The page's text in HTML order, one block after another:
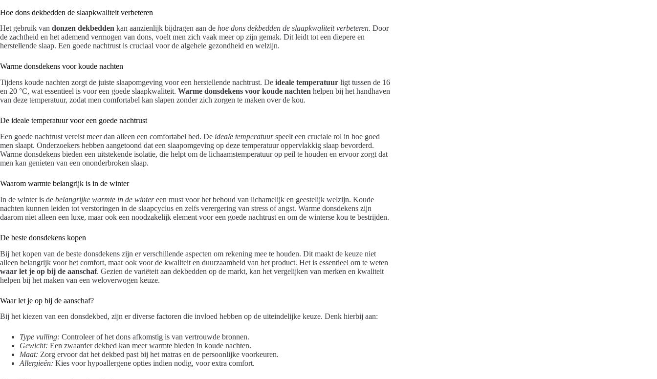
Hoe dons dekbedden de slaapkwaliteit verbeteren
Het gebruik van donzen dekbedden kan aanzienlijk bijdragen aan de hoe dons dekbedden de slaapkwaliteit verbeteren. Door
de zachtheid en het ademend vermogen van dons, voelt men zich vaak meer op zijn gemak. Dit leidt tot een diepere en
herstellende slaap. Een goede nachtrust is cruciaal voor de algehele gezondheid en welzijn.
Warme donsdekens voor koude nachten
Tijdens koude nachten zorgt de juiste slaapomgeving voor een herstellende nachtrust. De ideale temperatuur ligt tussen de 16
en 20 °C, wat essentieel is voor een goede slaapkwaliteit. Warme donsdekens voor koude nachten helpen bij het handhaven
van deze temperatuur, zodat men comfortabel kan slapen zonder zich zorgen te maken over de kou.
De ideale temperatuur voor een goede nachtrust
Een goede nachtrust vereist meer dan alleen een comfortabel bed. De ideale temperatuurspeelt een cruciale rol in hoe goed
men slaapt. Onderzoekers hebben aangetoond dat een slaapomgeving op deze temperatuur oppervlakkig slaap bevorderd.
Warme donsdekens bieden een uitstekende isolatie, die helpt om de lichaamstemperatuur op peil te houden en ervoor zorgt dat
men kan genieten van een ononderbroken slaap.
Waarom warmte belangrijk is in de winter
In de winter is de belangrijke warmte in de wintereen must voor het behoud van lichamelijk en geestelijk welzijn. Koude
nachten kunnen leiden tot verstoringen in de slaapcyclus en zelfs verergering van stress of angst. Warme donsdekens zijn
daarom niet alleen een luxe, maar ook een noodzakelijk element voor een goede nachtrust en om de winterse kou te bestrijden.
De beste donsdekens kopen
Bij het kopen van de beste donsdekens zijn er verschillende aspecten om rekening mee te houden. Dit maakt de keuze niet
alleen belangrijk voor het comfort, maar ook voor de kwaliteit en duurzaamheid van het product. Het is essentieel om te weten
waar let je op bij de aanschaf. Gezien de variëteit aan dekbedden op de markt, kan het vergelijken van merken en kwaliteit
helpen bij het maken van een weloverwogen keuze.
Waar let je op bij de aanschaf?
Bij het kiezen van een donsdekbed, zijn er diverse factoren die invloed hebben op de uiteindelijke keuze. Denk hierbij aan:
Type vulling: Controleer of het dons afkomstig is van vertrouwde bronnen.
Gewicht: Een zwaarder dekbed kan meer warmte bieden in koude nachten.
Maat: Zorg ervoor dat het dekbed past bij het matras en de persoonlijke voorkeuren.
Allergieën: Kies voor hypoallergene opties indien nodig, voor extra comfort.